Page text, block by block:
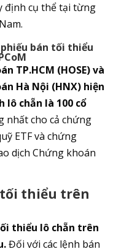
định cụ thể tại từng
bán tối thiểu
TP.HCM (HOSE) và
Hà Nội (HNX) hiện
lô chẵn là 100 cổ
nhất cho cả chứng
ETF và chứng
dịch Chứng khoán
tối thiểu trên
thiểu lô chẵn trên
Đối với các lệnh bán